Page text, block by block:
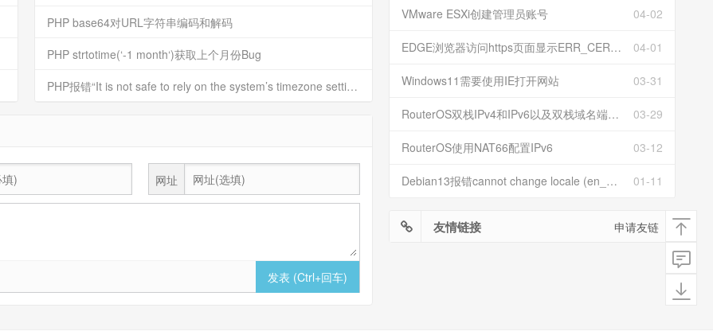
PHP base64对URL字符串编码和解码
PHP strtotime(‘-1 month‘)获取上个月份Bug
PHP报错“It is not safe to rely on the system’s timezone settings”的解决方法
网址
04-02
VMware ESXi创建管理员账号
04-01
EDGE浏览器访问https页面显示ERR_CERT_INVALID且无法跳过继续访问
03-31
Windows11需要使用IE打开网站
03-29
RouterOS双栈IPv4和IPv6以及双栈域名端口映射
03-12
RouterOS使用NAT66配置IPv6
01-11
Debian13报错cannot change locale (en_US.UTF-8)
友情链接 申请友链